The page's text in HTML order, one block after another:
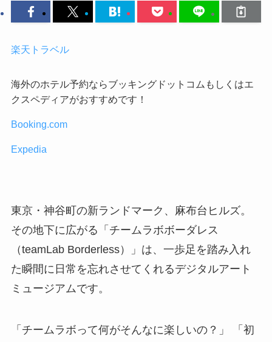
楽天トラベル
海外のホテル予約ならブッキングドットコムもしくはエ
クスペディアがおすすめです！
Booking.com
Expedia
東京・神谷町の新ランドマーク、麻布台ヒルズ。
その地下に広がる「チームラボボーダレス
（teamLab Borderless）」は、一歩足を踏み入れ
た瞬間に日常を忘れさせてくれるデジタルアート
ミュージアムです。
「チームラボって何がそんなに楽しいの？」 「初